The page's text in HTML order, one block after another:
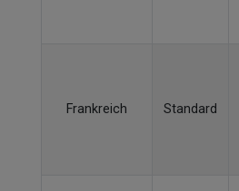
Frankreich Standard